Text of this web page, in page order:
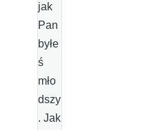
jak
Pan
byłe
ś
mło
dszy
. Jak